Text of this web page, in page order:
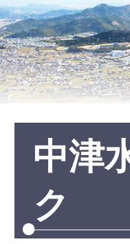
加
古
川
暮
ら
中津
ク